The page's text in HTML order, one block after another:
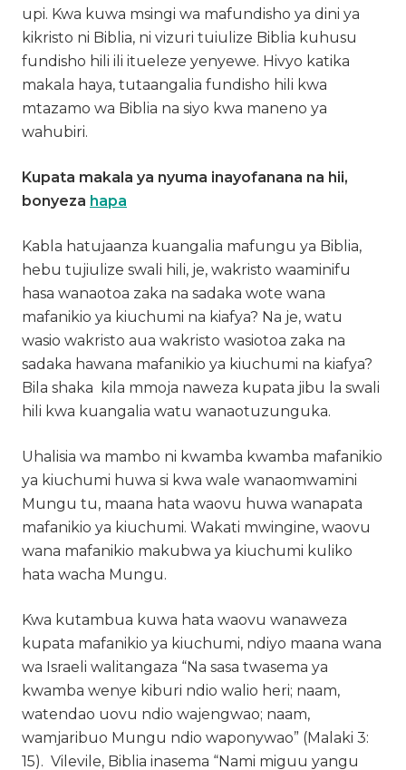
upi. Kwa kuwa msingi wa mafundisho ya dini ya
kikristo ni Biblia, ni vizuri tuiulize Biblia kuhusu
fundisho hili ili itueleze yenyewe. Hivyo katika
makala haya, tutaangalia fundisho hili kwa
mtazamo wa Biblia na siyo kwa maneno ya
wahubiri.
Kupata makala ya nyuma inayofanana na hii,
bonyeza hapa
Kabla hatujaanza kuangalia mafungu ya Biblia,
hebu tujiulize swali hili, je, wakristo waaminifu
hasa wanaotoa zaka na sadaka wote wana
mafanikio ya kiuchumi na kiafya? Na je, watu
wasio wakristo aua wakristo wasiotoa zaka na
sadaka hawana mafanikio ya kiuchumi na kiafya?
Bila shaka kila mmoja naweza kupata jibu la swali
hili kwa kuangalia watu wanaotuzunguka.
Uhalisia wa mambo ni kwamba kwamba mafanikio
ya kiuchumi huwa si kwa wale wanaomwamini
Mungu tu, maana hata waovu huwa wanapata
mafanikio ya kiuchumi. Wakati mwingine, waovu
wana mafanikio makubwa ya kiuchumi kuliko
hata wacha Mungu.
Kwa kutambua kuwa hata waovu wanaweza
kupata mafanikio ya kiuchumi, ndiyo maana wana
wa Israeli walitangaza “Na sasa twasema ya
kwamba wenye kiburi ndio walio heri; naam,
watendao uovu ndio wajengwao; naam,
wamjaribuo Mungu ndio waponywao” (Malaki 3:
15). Vilevile, Biblia inasema “Nami miguu yangu